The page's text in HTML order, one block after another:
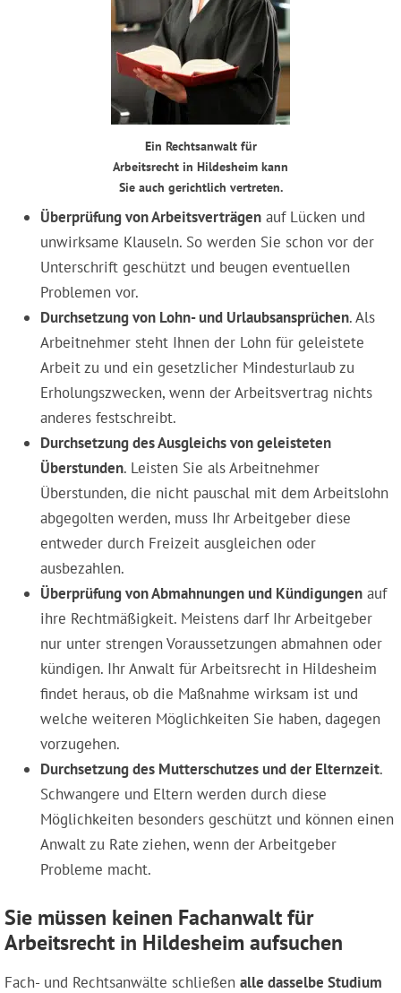
Ein Rechtsanwalt für
Arbeitsrecht in Hildesheim kann
Sie auch gerichtlich vertreten.
Überprüfung von Arbeitsverträgen auf Lücken und
unwirksame Klauseln. So werden Sie schon vor der
Unterschrift geschützt und beugen eventuellen
Problemen vor.
Durchsetzung von Lohn- und Urlaubsansprüchen. Als
Arbeitnehmer steht Ihnen der Lohn für geleistete
Arbeit zu und ein gesetzlicher Mindesturlaub zu
Erholungszwecken, wenn der Arbeitsvertrag nichts
anderes festschreibt.
Durchsetzung des Ausgleichs von geleisteten
Überstunden. Leisten Sie als Arbeitnehmer
Überstunden, die nicht pauschal mit dem Arbeitslohn
abgegolten werden, muss Ihr Arbeitgeber diese
entweder durch Freizeit ausgleichen oder
ausbezahlen.
Überprüfung von Abmahnungen und Kündigungen auf
ihre Rechtmäßigkeit. Meistens darf Ihr Arbeitgeber
nur unter strengen Voraussetzungen abmahnen oder
kündigen. Ihr Anwalt für Arbeitsrecht in Hildesheim
findet heraus, ob die Maßnahme wirksam ist und
welche weiteren Möglichkeiten Sie haben, dagegen
vorzugehen.
Durchsetzung des Mutterschutzes und der Elternzeit.
Schwangere und Eltern werden durch diese
Möglichkeiten besonders geschützt und können einen
Anwalt zu Rate ziehen, wenn der Arbeitgeber
Probleme macht.
Sie müssen keinen Fachanwalt für
Arbeitsrecht in Hildesheim aufsuchen
Fach- und Rechtsanwälte schließen alle dasselbe Studium